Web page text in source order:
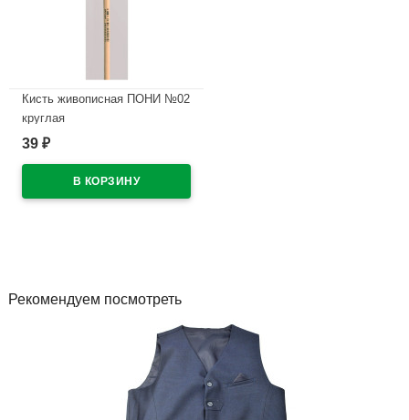
Кисть живописная ПОНИ №02
круглая
В наличии
39 ₽
Рекомендуем посмотреть